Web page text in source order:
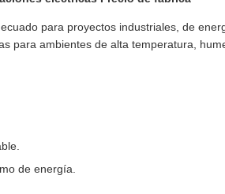
para proyectos industriales, de
para ambientes de alta temperatura,
de energía.